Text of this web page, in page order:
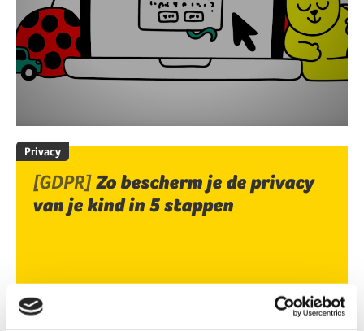
Privacy
[GDPR]Zo bescherm je de privacy
van je kind in 5 stappen